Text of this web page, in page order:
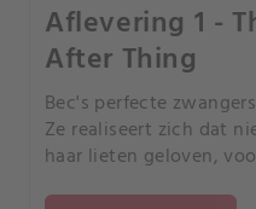
Aflevering 1 -
After Thing
Bec's perfecte
Ze realiseert zich dat
haar lieten geloven,